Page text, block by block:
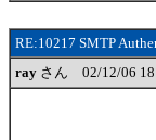
RE:10217 SMTP
ray さん 02/12/06